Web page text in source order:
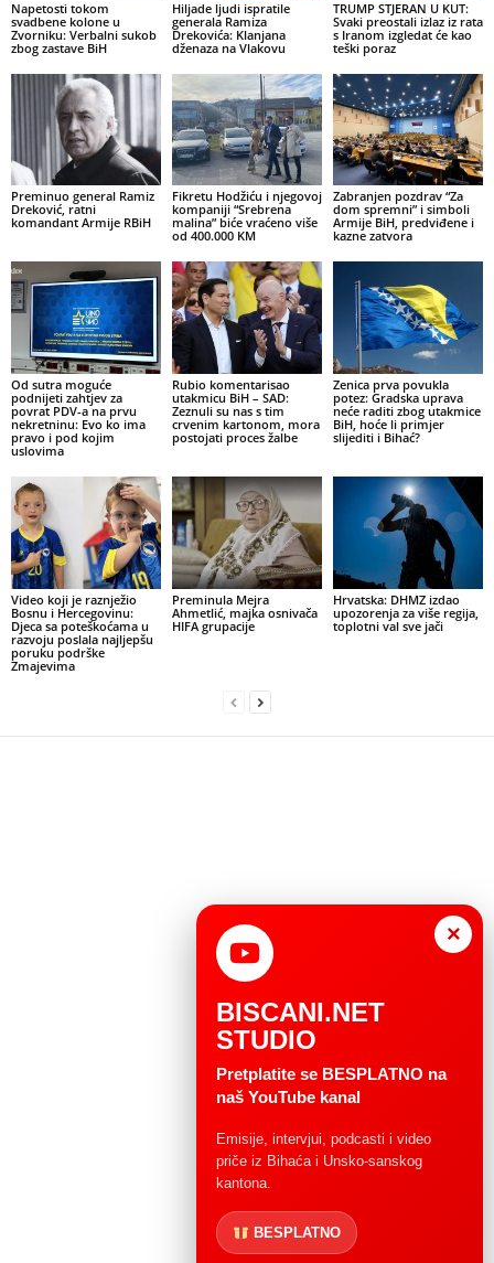
Napetosti tokom
svadbene kolone u
Zvorniku: Verbalni sukob
zbog zastave BiH
Hiljade ljudi ispratile
generala Ramiza
Drekovića: Klanjana
dženaza na Vlakovu
TRUMP STJERAN U KUT:
Svaki preostali izlaz iz rata
s Iranom izgledat će kao
teški poraz
Preminuo general Ramiz
Dreković, ratni
komandant Armije RBiH
Fikretu Hodžiću i njegovoj
kompaniji “Srebrena
malina” biće vraćeno više
od 400.000 KM
Zabranjen pozdrav “Za
dom spremni” i simboli
Armije BiH, predviđene i
kazne zatvora
Od sutra moguće
podnijeti zahtjev za
povrat PDV-a na prvu
nekretninu: Evo ko ima
pravo i pod kojim
uslovima
Rubio komentarisao
utakmicu BiH – SAD:
Zeznuli su nas s tim
crvenim kartonom, mora
postojati proces žalbe
Zenica prva povukla
potez: Gradska uprava
neće raditi zbog utakmice
BiH, hoće li primjer
slijediti i Bihać?
Video koji je raznježio
Bosnu i Hercegovinu:
Djeca sa poteškoćama u
razvoju poslala najljepšu
poruku podrške
Zmajevima
Preminula Mejra
Ahmetlić, majka osnivača
HIFA grupacije
Hrvatska: DHMZ izdao
upozorenja za više regija,
toplotni val sve jači
×
BISCANI.NET
STUDIO
Pretplatite se BESPLATNO na
naš YouTube kanal
Emisije, intervjui, podcasti i video
priče iz Bihaća i Unsko-sanskog
kantona.
BESPLATNO